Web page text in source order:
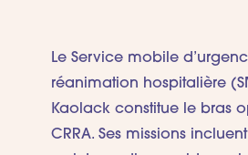
Le Service mobile
réanimation hospitalière
Kaolack constitue le bras
CRRA. Ses missions